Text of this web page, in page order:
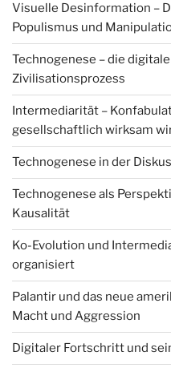
Visuelle Desinformation –
Populismus und
Technogenese – die
Zivilisationsprozess
Intermediarität –
gesellschaftlich wirksam
Technogenese in der
Technogenese als
Kausalität
Ko-Evolution und
organisiert
Palantir und das neue
Macht und Aggression
Digitaler Fortschritt und